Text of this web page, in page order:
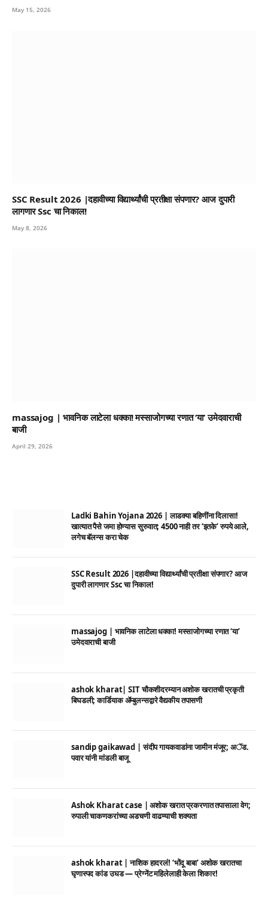
May 15, 2026
SSC Result 2026 |दहावीच्या विद्यार्थ्यांची प्रतीक्षा संपणार? आज दुपारी
लागणार Ssc चा निकाल!
May 8, 2026
massajog | भावनिक लाटेला धक्का! मस्साजोगच्या रणात ‘या’ उमेदवाराची
बाजी
April 29, 2026
Ladki Bahin Yojana 2026 | लाडक्या बहिणींना दिलासा!
खात्यात पैसे जमा होण्यास सुरुवात; 4500 नाही तर ‘इतके’ रुपये आले,
लगेच बॅलन्स करा चेक
SSC Result 2026 |दहावीच्या विद्यार्थ्यांची प्रतीक्षा संपणार? आज
दुपारी लागणार Ssc चा निकाल!
massajog | भावनिक लाटेला धक्का! मस्साजोगच्या रणात ‘या’
उमेदवाराची बाजी
ashok kharat| SIT चौकशीदरम्यान अशोक खरातची प्रकृती
बिघडली; कार्डियाक ॲम्बुलन्सद्वारे वैद्यकीय तपासणी
sandip gaikawad | संदीप गायकवाडांना जामीन मंजूर; अॅड.
पवार यांनी मांडली बाजू
Ashok Kharat case | अशोक खरात प्रकरणात तपासाला वेग;
रुपाली चाकणकरांच्या अडचणी वाढण्याची शक्यता
ashok kharat | नाशिक हादरलं! ‘भोंदू बाबा’ अशोक खरातचा
घृणास्पद कांड उघड — प्रेग्नेंट महिलेलाही केला शिकार!